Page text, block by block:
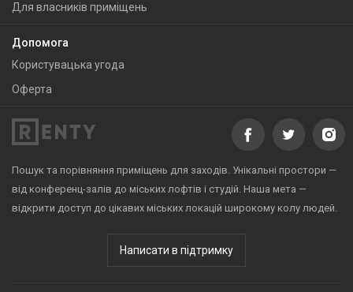
Для власників приміщень
Допомога
Користувацька угода
Оферта
Пошук та порівняння приміщень для заходів. Унікальні простори —
від конференц-залів до міських лофтів і студій. Наша мета —
відкрити доступ до цікавих міських локацій широкому колу людей.
Написати в підтримку